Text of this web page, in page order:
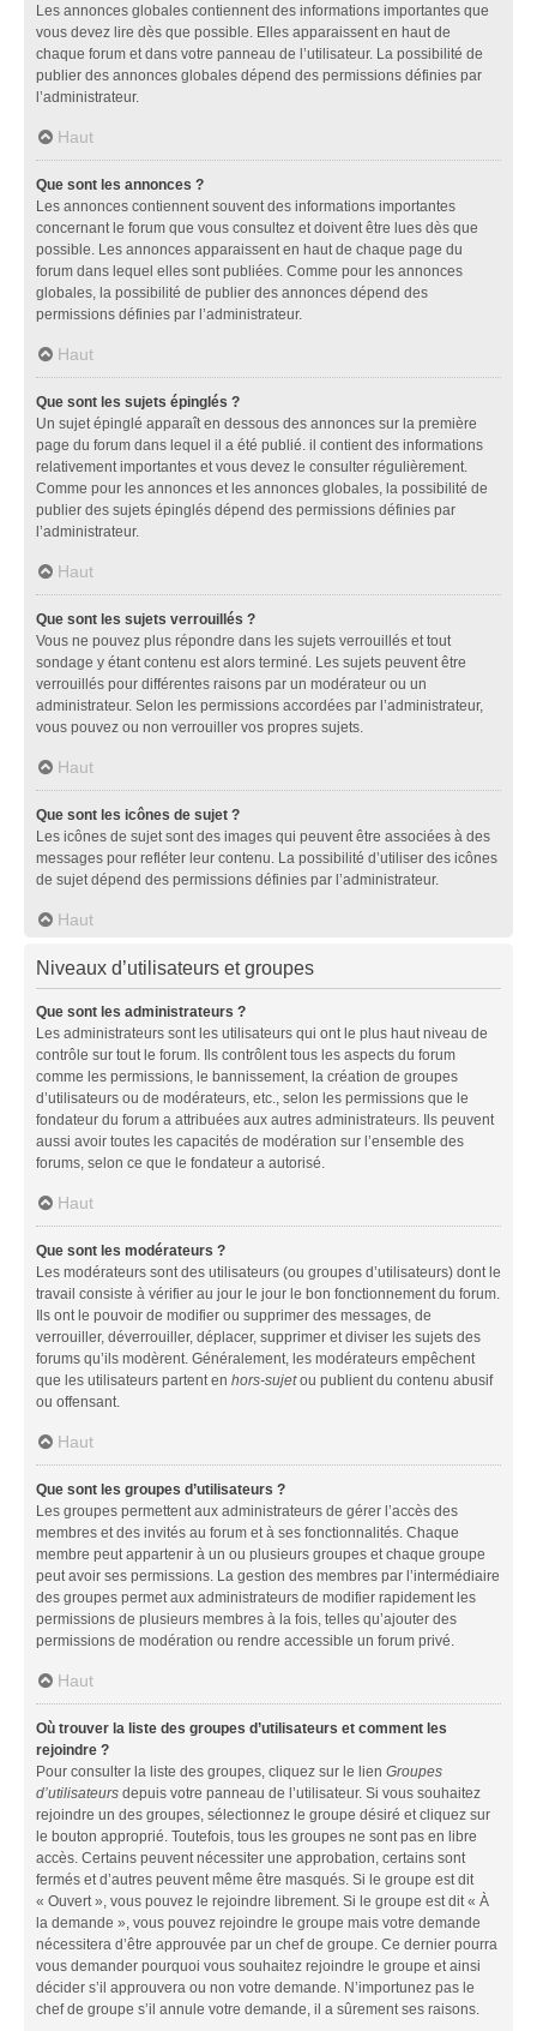
Les annonces globales contiennent des informations importantes que
vous devez lire dès que possible. Elles apparaissent en haut de
chaque forum et dans votre panneau de l’utilisateur. La possibilité de
publier des annonces globales dépend des permissions définies par
l’administrateur.
Haut
Que sont les annonces ?
Les annonces contiennent souvent des informations importantes
concernant le forum que vous consultez et doivent être lues dès que
possible. Les annonces apparaissent en haut de chaque page du
forum dans lequel elles sont publiées. Comme pour les annonces
globales, la possibilité de publier des annonces dépend des
permissions définies par l’administrateur.
Haut
Que sont les sujets épinglés ?
Un sujet épinglé apparaît en dessous des annonces sur la première
page du forum dans lequel il a été publié. il contient des informations
relativement importantes et vous devez le consulter régulièrement.
Comme pour les annonces et les annonces globales, la possibilité de
publier des sujets épinglés dépend des permissions définies par
l’administrateur.
Haut
Que sont les sujets verrouillés ?
Vous ne pouvez plus répondre dans les sujets verrouillés et tout
sondage y étant contenu est alors terminé. Les sujets peuvent être
verrouillés pour différentes raisons par un modérateur ou un
administrateur. Selon les permissions accordées par l’administrateur,
vous pouvez ou non verrouiller vos propres sujets.
Haut
Que sont les icônes de sujet ?
Les icônes de sujet sont des images qui peuvent être associées à des
messages pour refléter leur contenu. La possibilité d’utiliser des icônes
de sujet dépend des permissions définies par l’administrateur.
Haut
Niveaux d’utilisateurs et groupes
Que sont les administrateurs ?
Les administrateurs sont les utilisateurs qui ont le plus haut niveau de
contrôle sur tout le forum. Ils contrôlent tous les aspects du forum
comme les permissions, le bannissement, la création de groupes
d’utilisateurs ou de modérateurs, etc., selon les permissions que le
fondateur du forum a attribuées aux autres administrateurs. Ils peuvent
aussi avoir toutes les capacités de modération sur l’ensemble des
forums, selon ce que le fondateur a autorisé.
Haut
Que sont les modérateurs ?
Les modérateurs sont des utilisateurs (ou groupes d’utilisateurs) dont le
travail consiste à vérifier au jour le jour le bon fonctionnement du forum.
Ils ont le pouvoir de modifier ou supprimer des messages, de
verrouiller, déverrouiller, déplacer, supprimer et diviser les sujets des
forums qu’ils modèrent. Généralement, les modérateurs empêchent
que les utilisateurs partent en hors-sujetou publient du contenu abusif
ou offensant.
Haut
Que sont les groupes d’utilisateurs ?
Les groupes permettent aux administrateurs de gérer l’accès des
membres et des invités au forum et à ses fonctionnalités. Chaque
membre peut appartenir à un ou plusieurs groupes et chaque groupe
peut avoir ses permissions. La gestion des membres par l’intermédiaire
des groupes permet aux administrateurs de modifier rapidement les
permissions de plusieurs membres à la fois, telles qu’ajouter des
permissions de modération ou rendre accessible un forum privé.
Haut
Où trouver la liste des groupes d’utilisateurs et comment les
rejoindre ?
Pour consulter la liste des groupes, cliquez sur le lien Groupes
d’utilisateurs depuis votre panneau de l’utilisateur. Si vous souhaitez
rejoindre un des groupes, sélectionnez le groupe désiré et cliquez sur
le bouton approprié. Toutefois, tous les groupes ne sont pas en libre
accès. Certains peuvent nécessiter une approbation, certains sont
fermés et d’autres peuvent même être masqués. Si le groupe est dit
« Ouvert », vous pouvez le rejoindre librement. Si le groupe est dit « À
la demande », vous pouvez rejoindre le groupe mais votre demande
nécessitera d’être approuvée par un chef de groupe. Ce dernier pourra
vous demander pourquoi vous souhaitez rejoindre le groupe et ainsi
décider s’il approuvera ou non votre demande. N’importunez pas le
chef de groupe s’il annule votre demande, il a sûrement ses raisons.